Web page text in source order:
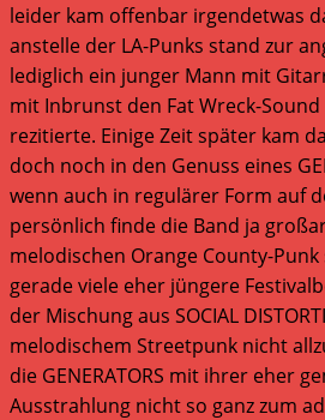
leider kam offenbar irgendetwas
anstelle der LA-Punks stand zur
lediglich ein junger Mann mit
mit Inbrunst den Fat Wreck-
rezitierte. Einige Zeit später kam
doch noch in den Genuss eines
wenn auch in regulärer Form auf
persönlich finde die Band ja
melodischen Orange County-
gerade viele eher jüngere
der Mischung aus SOCIAL
melodischem Streetpunk nicht
die GENERATORS mit ihrer eher
Ausstrahlung nicht so ganz zum